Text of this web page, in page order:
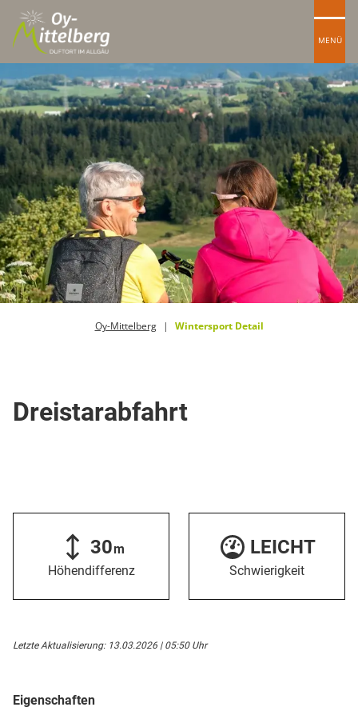
MENÜ
Oy-Mittelberg Wintersport Detail
Dreistarabfahrt
30m
Höhendifferenz
LEICHT
Schwierigkeit
Letzte Aktualisierung: 13.03.2026 | 05:50 Uhr
Eigenschaften